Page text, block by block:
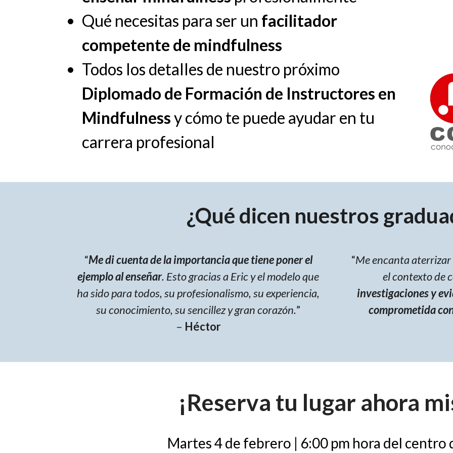
Qué necesitas para ser un facilitador
competente de mindfulness
Todos los detalles de nuestro próximo
Diplomado de Formación de Instructores en
Mindfulnessy cómo te puede ayudar en tu
carrera profesional
¿Qué dicen nuestros
“Me di cuenta de la importancia que tiene poner el
ejemplo al enseñar. Esto gracias a Eric y el modelo que
ha sido para todos, su profesionalismo, su experiencia,
su conocimiento, su sencillez y gran corazón.”
– Héctor
“Me encanta
el contexto de
investigaciones y
comprometida
¡Reserva tu lugar ahora
Martes 4 de febrero | 6:00 pm hora del centro